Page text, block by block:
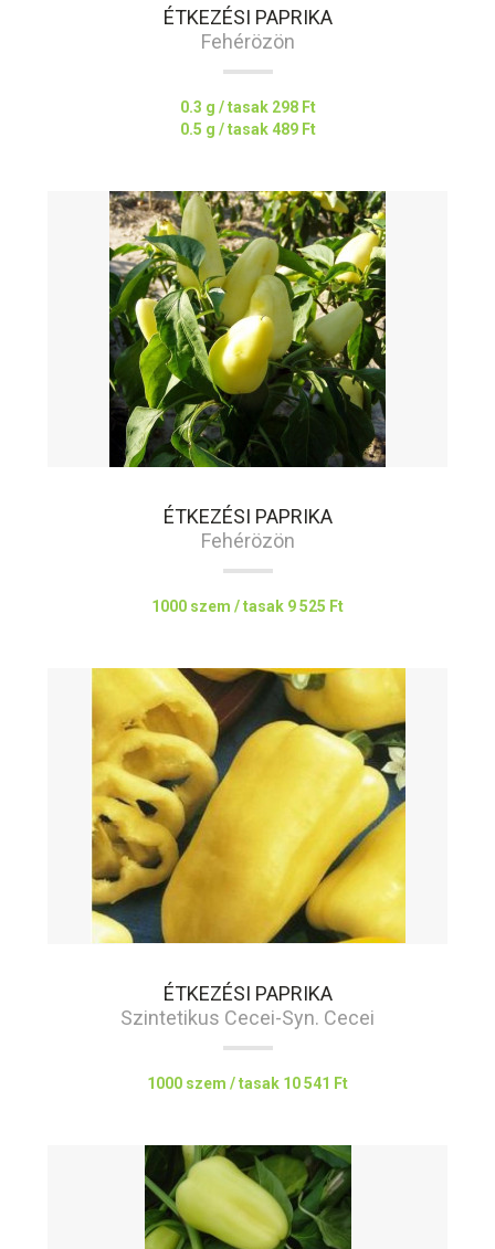
ÉTKEZÉSI PAPRIKA
Fehérözön
0.3 g / tasak 298 Ft
0.5 g / tasak 489 Ft
ÉTKEZÉSI PAPRIKA
Fehérözön
1000 szem / tasak 9 525 Ft
ÉTKEZÉSI PAPRIKA
Szintetikus Cecei-Syn. Cecei
1000 szem / tasak 10 541 Ft